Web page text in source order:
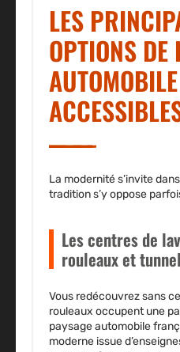
LES
OPTIONS DE
AUTOMOBILE
La modernité s’invite
tradition s’y oppose
Les centres de
rouleaux et
Vous redécouvrez sans
rouleaux occupent une
paysage automobile
moderne issue